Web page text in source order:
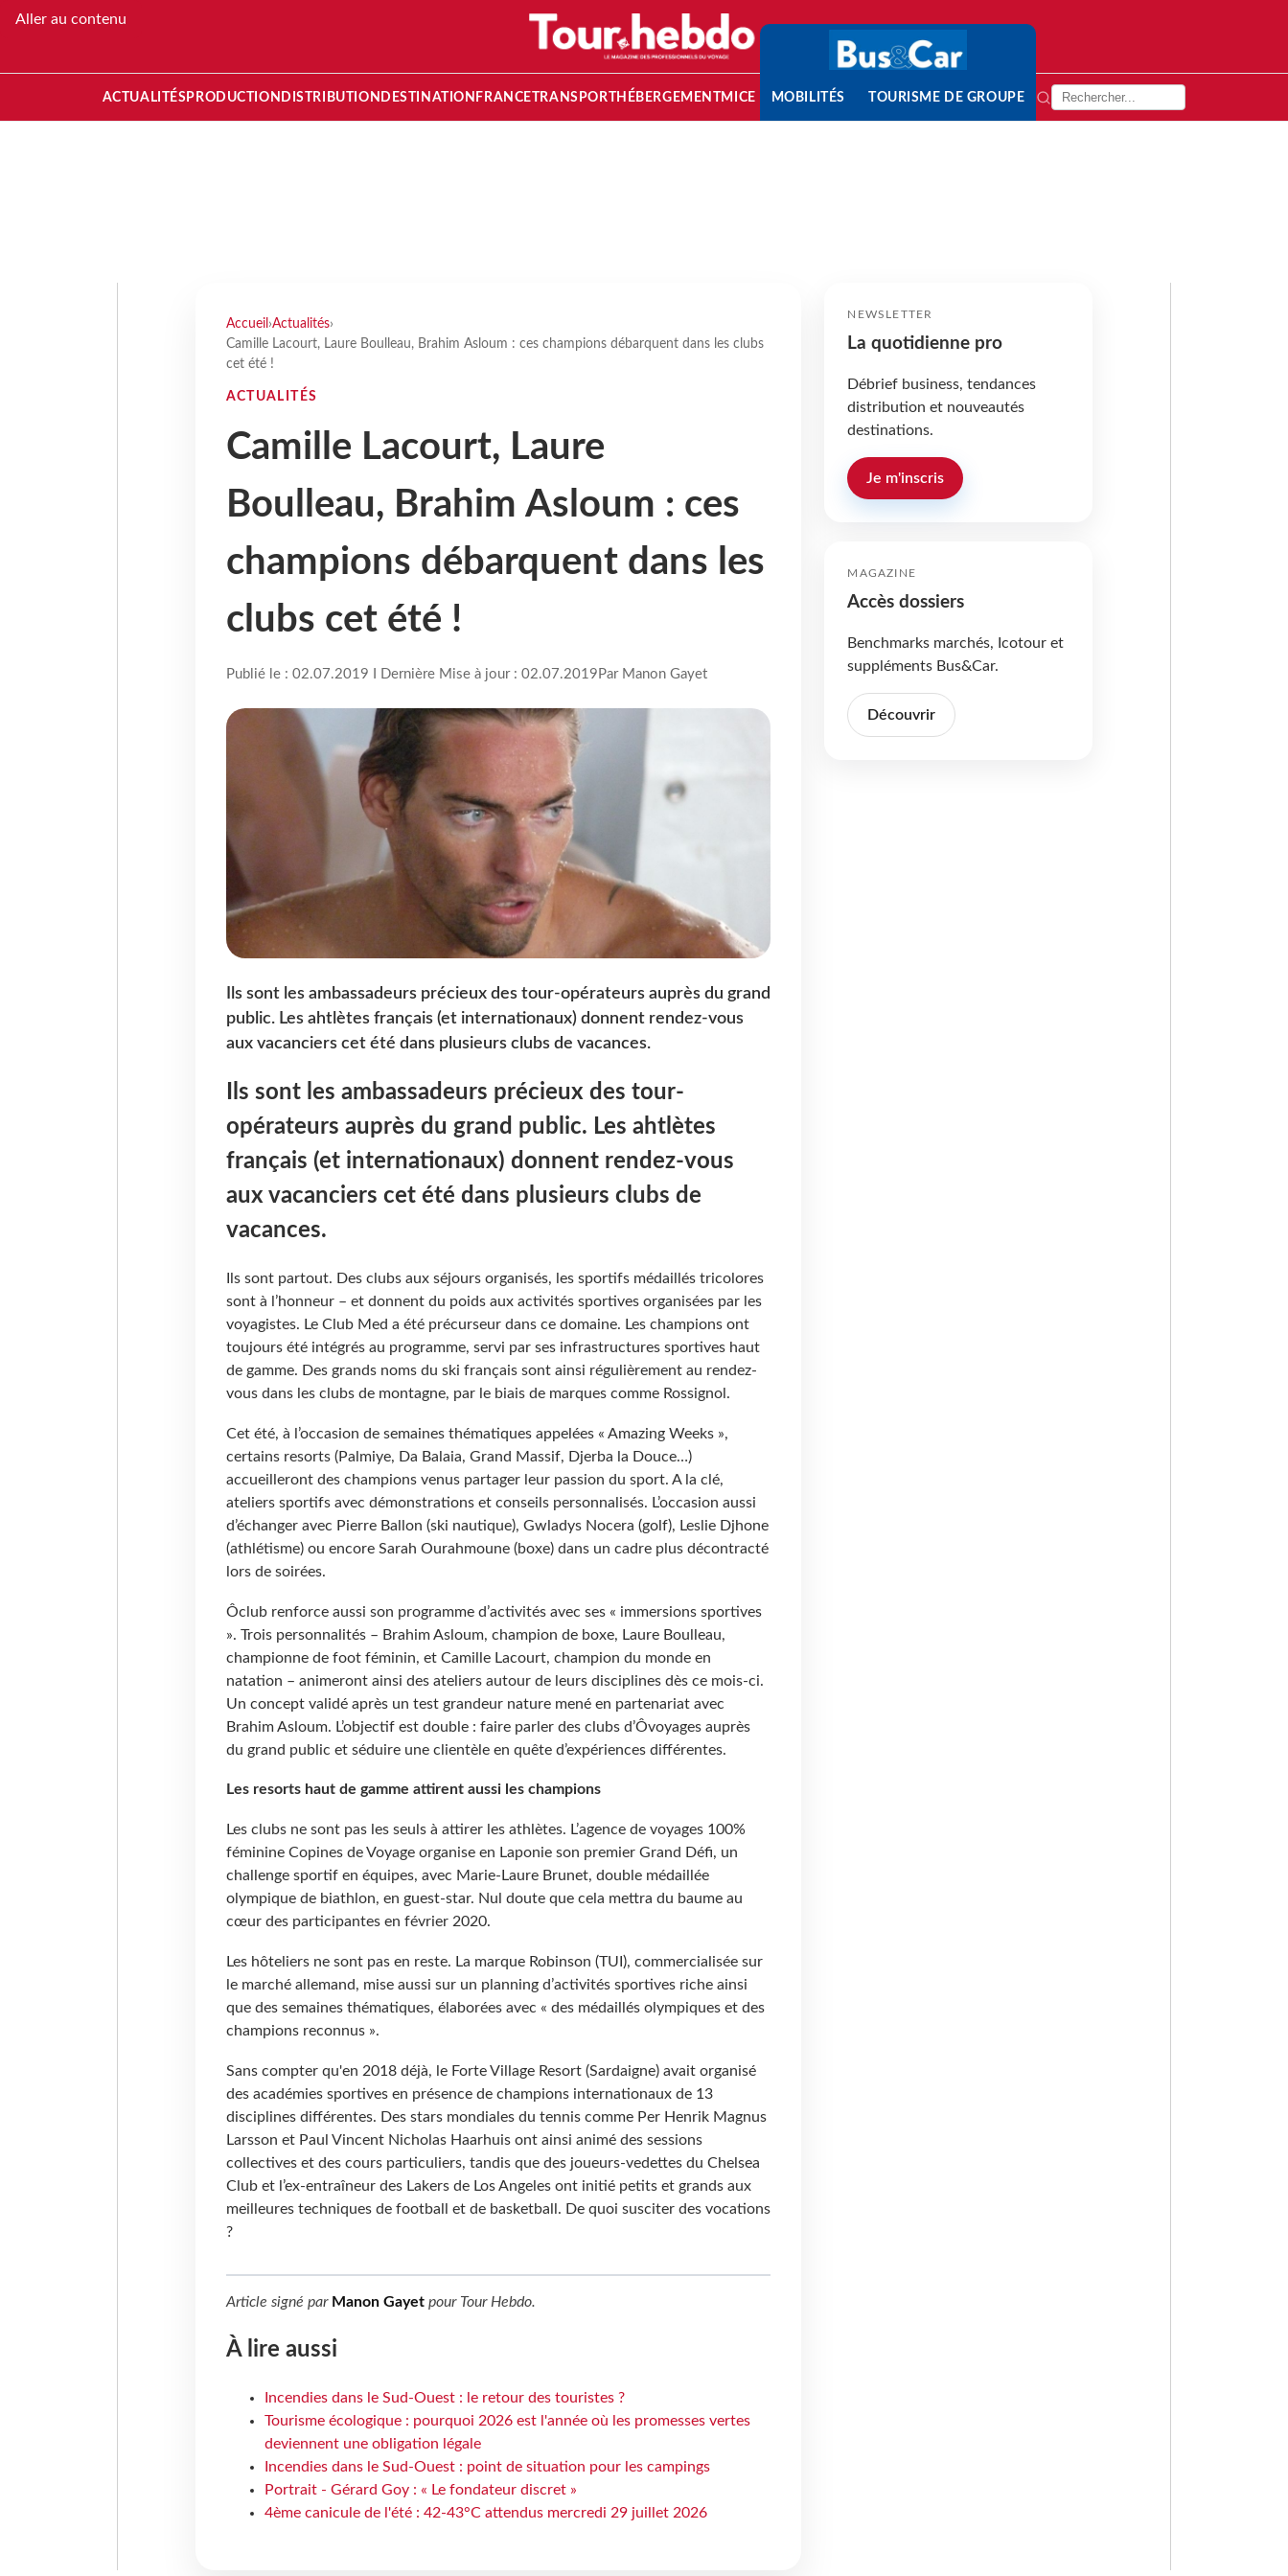
Aller au contenu
ACTUALITÉS PRODUCTION DISTRIBUTION DESTINATION FRANCETRANSPORT HÉBERGEMENTMICE MOBILITÉS TOURISME DE GROUPE
Accueil ›Actualités›
Camille Lacourt, Laure Boulleau, Brahim Asloum : ces champions débarquent dans les clubs
cet été !
ACTUALITÉS
Camille Lacourt, Laure
Boulleau, Brahim Asloum : ces
champions débarquent dans les
clubs cet été !
Publié le : 02.07.2019 I Dernière Mise à jour : 02.07.2019 Par Manon Gayet
Ils sont les ambassadeurs précieux des tour-opérateurs auprès du grand
public. Les ahtlètes français (et internationaux) donnent rendez-vous
aux vacanciers cet été dans plusieurs clubs de vacances.
Ils sont les ambassadeurs précieux des tour-
opérateurs auprès du grand public. Les ahtlètes
français (et internationaux) donnent rendez-vous
aux vacanciers cet été dans plusieurs clubs de
vacances.
Ils sont partout. Des clubs aux séjours organisés, les sportifs médaillés tricolores
sont à l’honneur – et donnent du poids aux activités sportives organisées par les
voyagistes. Le Club Med a été précurseur dans ce domaine. Les champions ont
toujours été intégrés au programme, servi par ses infrastructures sportives haut
de gamme. Des grands noms du ski français sont ainsi régulièrement au rendez-
vous dans les clubs de montagne, par le biais de marques comme Rossignol.
Cet été, à l’occasion de semaines thématiques appelées « Amazing Weeks »,
certains resorts (Palmiye, Da Balaia, Grand Massif, Djerba la Douce…)
accueilleront des champions venus partager leur passion du sport. A la clé,
ateliers sportifs avec démonstrations et conseils personnalisés. L’occasion aussi
d’échanger avec Pierre Ballon (ski nautique), Gwladys Nocera (golf), Leslie Djhone
(athlétisme) ou encore Sarah Ourahmoune (boxe) dans un cadre plus décontracté
lors de soirées.
Ôclub renforce aussi son programme d’activités avec ses « immersions sportives
». Trois personnalités – Brahim Asloum, champion de boxe, Laure Boulleau,
championne de foot féminin, et Camille Lacourt, champion du monde en
natation – animeront ainsi des ateliers autour de leurs disciplines dès ce mois-ci.
Un concept validé après un test grandeur nature mené en partenariat avec
Brahim Asloum. L’objectif est double : faire parler des clubs d’Ôvoyages auprès
du grand public et séduire une clientèle en quête d’expériences différentes.
Les resorts haut de gamme attirent aussi les champions
Les clubs ne sont pas les seuls à attirer les athlètes. L’agence de voyages 100%
féminine Copines de Voyage organise en Laponie son premier Grand Défi, un
challenge sportif en équipes, avec Marie-Laure Brunet, double médaillée
olympique de biathlon, en guest-star. Nul doute que cela mettra du baume au
cœur des participantes en février 2020.
Les hôteliers ne sont pas en reste. La marque Robinson (TUI), commercialisée sur
le marché allemand, mise aussi sur un planning d’activités sportives riche ainsi
que des semaines thématiques, élaborées avec « des médaillés olympiques et des
champions reconnus ».
Sans compter qu'en 2018 déjà, le Forte Village Resort (Sardaigne) avait organisé
des académies sportives en présence de champions internationaux de 13
disciplines différentes. Des stars mondiales du tennis comme Per Henrik Magnus
Larsson et Paul Vincent Nicholas Haarhuis ont ainsi animé des sessions
collectives et des cours particuliers, tandis que des joueurs-vedettes du Chelsea
Club et l’ex-entraîneur des Lakers de Los Angeles ont initié petits et grands aux
meilleures techniques de football et de basketball. De quoi susciter des vocations
?
Article signé par Manon Gayetpour Tour Hebdo.
À lire aussi
Incendies dans le Sud-Ouest : le retour des touristes ?
Tourisme écologique : pourquoi 2026 est l'année où les promesses vertes
deviennent une obligation légale
Incendies dans le Sud-Ouest : point de situation pour les campings
Portrait - Gérard Goy : « Le fondateur discret »
4ème canicule de l'été : 42-43°C attendus mercredi 29 juillet 2026
NEWSLETTER
La quotidienne pro
Débrief business, tendances
distribution et nouveautés
destinations.
Je m'inscris
MAGAZINE
Accès dossiers
Benchmarks marchés, Icotour et
suppléments Bus&Car.
Découvrir